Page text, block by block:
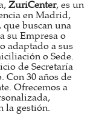
ZuriCenter, es un
en Madrid,
buscan una
su Empresa o
adaptado a sus
o Sede.
de Secretaría
30 años de
Ofrecemos a
la gestión.